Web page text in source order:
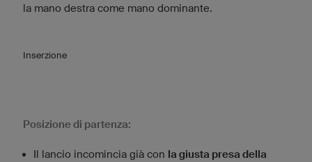
la mano destra come mano dominante.
Inserzione
Posizione di partenza:
Il lancio incomincia già con la giusta presa della